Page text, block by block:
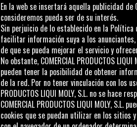
En la web se insertará aquella publicidad de
consideremos pueda ser de su interés.
Sin perjuicio de lo establecido en la Política
facilitar información suya a los
de que se pueda mejorar el servicio y
No obstante, COMERCIAL PRODUCTOS LIQUI
pueden tener la posibilidad de obtener
de la red. Por no tener vinculación con los
PRODUCTOS LIQUI MOLY, S.L.no se hace
COMERCIAL PRODUCTOS LIQUI MOLY, S.L.
cookies que se puedan utilizar en los sitios